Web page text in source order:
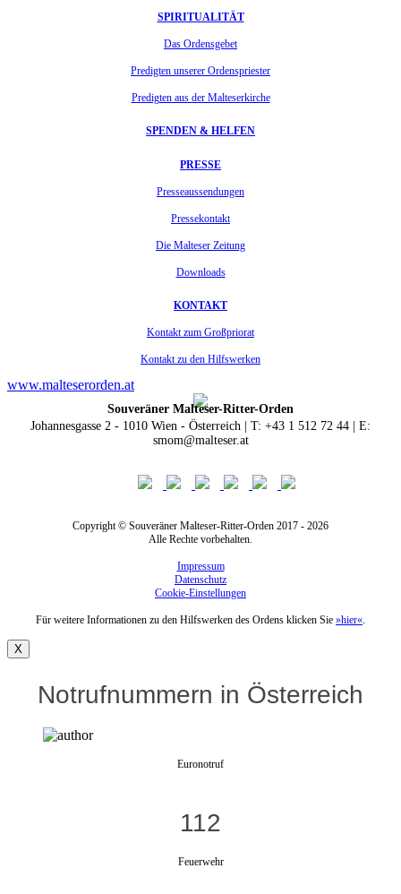
SPIRITUALITÄT
Das Ordensgebet
Predigten unserer Ordenspriester
Predigten aus der Malteserkirche
SPENDEN & HELFEN
PRESSE
Presseaussendungen
Pressekontakt
Die Malteser Zeitung
Downloads
KONTAKT
Kontakt zum Großpriorat
Kontakt zu den Hilfswerken
www.malteserorden.at
Souveräner Malteser-Ritter-Orden
Johannesgasse 2 - 1010 Wien - Österreich | T: +43 1 512 72 44 | E:
smom@malteser.at
Copyright © Souveräner Malteser-Ritter-Orden 2017 - 2026
Alle Rechte vorbehalten.
Impressum
Datenschutz
Cookie-Einstellungen
Für weitere Informationen zu den Hilfswerken des Ordens klicken Sie »hier«.
X
Notrufnummern in Österreich
Euronotruf
112
Feuerwehr